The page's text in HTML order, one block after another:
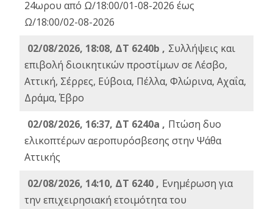
24ωρου από Ω/18:00/01-08-2026 έως
Ω/18:00/02-08-2026
02/08/2026, 18:08, ΔΤ 6240b , Συλλήψεις και
επιβολή διοικητικών προστίμων σε Λέσβο,
Αττική, Σέρρες, Εύβοια, Πέλλα, Φλώρινα, Αχαΐα,
Δράμα, Έβρο
02/08/2026, 16:37, ΔΤ 6240a , Πτώση δυο
ελικοπτέρων αεροπυρόσβεσης στην Ψάθα
Αττικής
02/08/2026, 14:10, ΔΤ 6240 , Ενημέρωση για
την επιχειρησιακή ετοιμότητα του